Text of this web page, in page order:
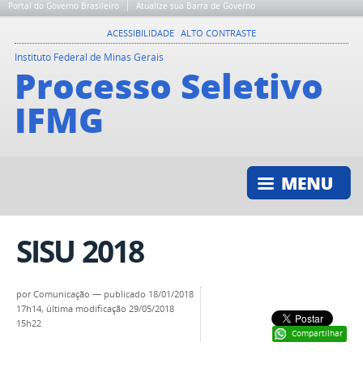
Portal do Governo Brasileiro Atualize sua Barra de Governo
ACESSIBILIDADE ALTO CONTRASTE
Instituto Federal de Minas Gerais
Processo Seletivo
IFMG
SISU 2018
Compartilhar
por Comunicação — publicado 18/01/2018
17h14, última modificação 29/05/2018
15h22